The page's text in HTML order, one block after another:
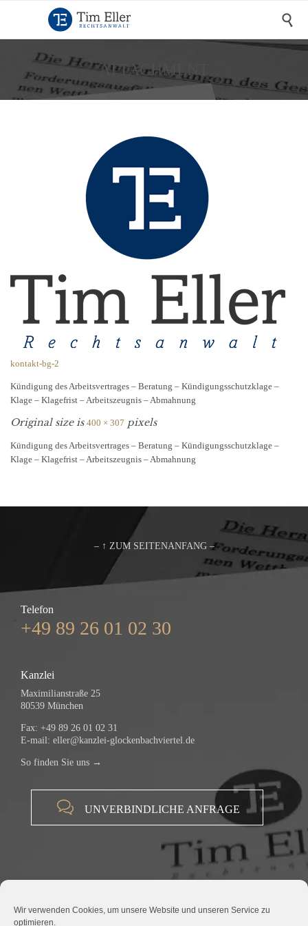
Wir verwenden Cookies, um unsere Website und unseren Service zu
optimieren.

ATTACHMENT
kontakt-bg-2
Kündigung des Arbeitsvertrages – Beratung – Kündigungsschutzklage –
Klage – Klagefrist – Arbeitszeugnis – Abmahnung
Original size is 400 × 307 pixels
Kündigung des Arbeitsvertrages – Beratung – Kündigungsschutzklage –
Klage – Klagefrist – Arbeitszeugnis – Abmahnung
– ↑ ZUM SEITENANFANG –
Telefon
+49 89 26 01 02 30
Kanzlei
Maximilianstraße 25
80539 München
Fax: +49 89 26 01 02 31
E-mail: eller@kanzlei-glockenbachviertel.de
So finden Sie uns →
 UNVERBINDLICHE ANFRAGE